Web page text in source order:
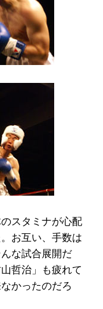
スタミナが心配
お互い、手数は
な試合展開だ
哲治」も疲れて
かったのだろ